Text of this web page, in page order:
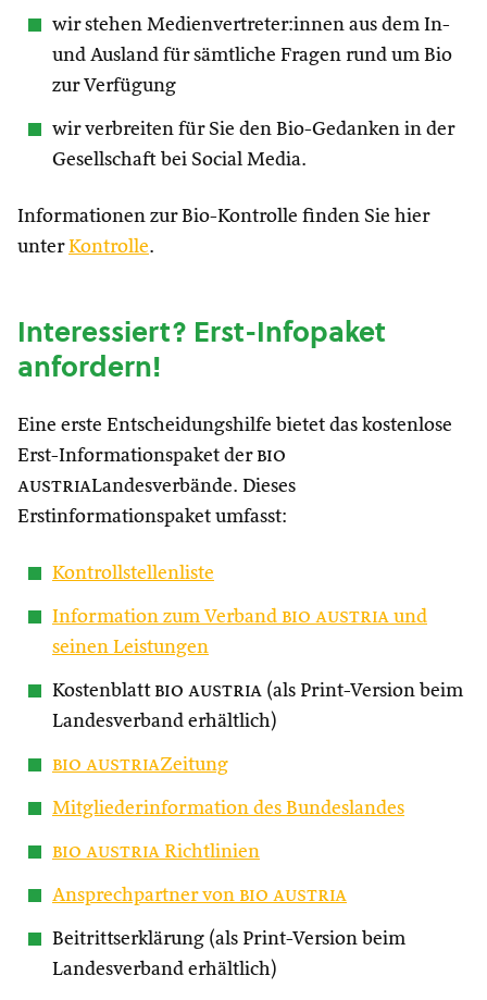
wir stehen Medienvertreter:innen aus dem In-
und Ausland für sämtliche Fragen rund um Bio
zur Verfügung
wir verbreiten für Sie den Bio-Gedanken in der
Gesellschaft bei Social Media.
Informationen zur Bio-Kontrolle finden Sie hier
unterKontrolle.
Interessiert? Erst-Infopaket
anfordern!
Eine erste Entscheidungshilfe bietet das kostenlose
Erst-Informationspaket der bio
austriaLandesverbände. Dieses
Erstinformationspaket umfasst:
Kontrollstellenliste
Information zum Verband bio austria und
seinen Leistungen
Kostenblatt bio austria (als Print-Version beim
Landesverband erhältlich)
bio austriaZeitung
Mitgliederinformation des Bundeslandes
bio austria Richtlinien
Ansprechpartner von bio austria
Beitrittserklärung (als Print-Version beim
Landesverband erhältlich)